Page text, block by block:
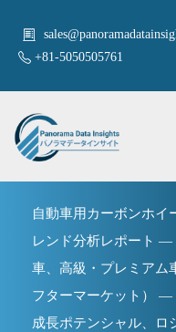
+81-5050505761
自動車用カーボンホイ
レンド分析レポート —
車、高級・プレミアム
フターマーケット） —
成長ポテンシャル、ロ